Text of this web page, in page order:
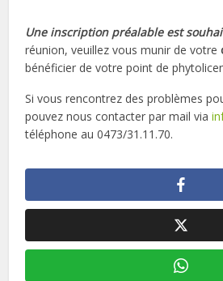
Une inscription préalable est
réunion, veuillez vous munir de votre
bénéficier de votre point de
Si vous rencontrez des problèmes
pouvez nous contacter par mail via
téléphone au 0473/31.11.70.